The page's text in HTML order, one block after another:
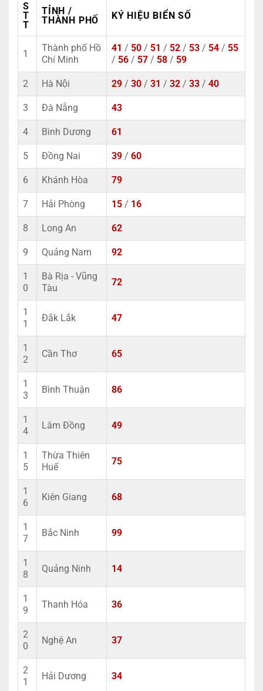
S
T
T
TỈNH /
THÀNH PHỐ
KÝ HIỆU BIỂN SỐ
1
Thành phố Hồ
Chí Minh
41 / 50 / 51 / 52 / 53 / 54 / 55
/ 56 / 57 / 58 / 59
2 Hà Nội 29 / 30 / 31 / 32 / 33 / 40
3 Đà Nẵng 43
4 Bình Dương 61
5 Đồng Nai 39 / 60
6 Khánh Hòa 79
7 Hải Phòng 15 / 16
8 Long An 62
9 Quảng Nam 92
1
0
Bà Rịa - Vũng
Tàu
72
1
1
Đắk Lắk 47
1
2
Cần Thơ 65
1
3
Bình Thuận 86
1
4
Lâm Đồng 49
1
5
Thừa Thiên
Huế
75
1
6
Kiên Giang 68
1
7
Bắc Ninh 99
1
8
Quảng Ninh 14
1
9
Thanh Hóa 36
2
0
Nghệ An 37
2
1
Hải Dương 34